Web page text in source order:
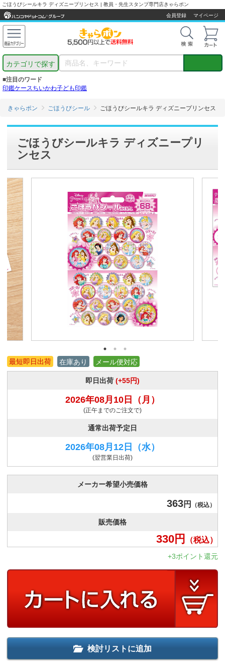
ごほうびシールキラ ディズニープリンセス | 教員・先生スタンプ専門店きゃらポン
会員登録
マイページ
カテゴリで探す
■注目のワード
印鑑ケースちいかわ子ども印鑑
きゃらポン ごほうびシール ごほうびシールキラ ディズニープリンセス
ごほうびシールキラ ディズニープリ
ンセス
最短即日出荷 在庫あり メール便対応
即日出荷 (+55円)
2026年08月10日 （月）
(正午までのご注文で)
通常出荷予定日
2026年08月12日 （水）
(翌営業日出荷)
メーカー希望小売価格
363円 （税込）
販売価格
330円 （税込）
+3ポイント還元
検討リストに追加